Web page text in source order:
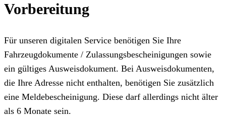
Vorbereitung
Für unseren digitalen Service benötigen Sie Ihre
Fahrzeugdokumente / Zulassungsbescheinigungen sowie
ein gültiges Ausweisdokument. Bei Ausweisdokumenten,
die Ihre Adresse nicht enthalten, benötigen Sie zusätzlich
eine Meldebescheinigung. Diese darf allerdings nicht älter
als 6 Monate sein.